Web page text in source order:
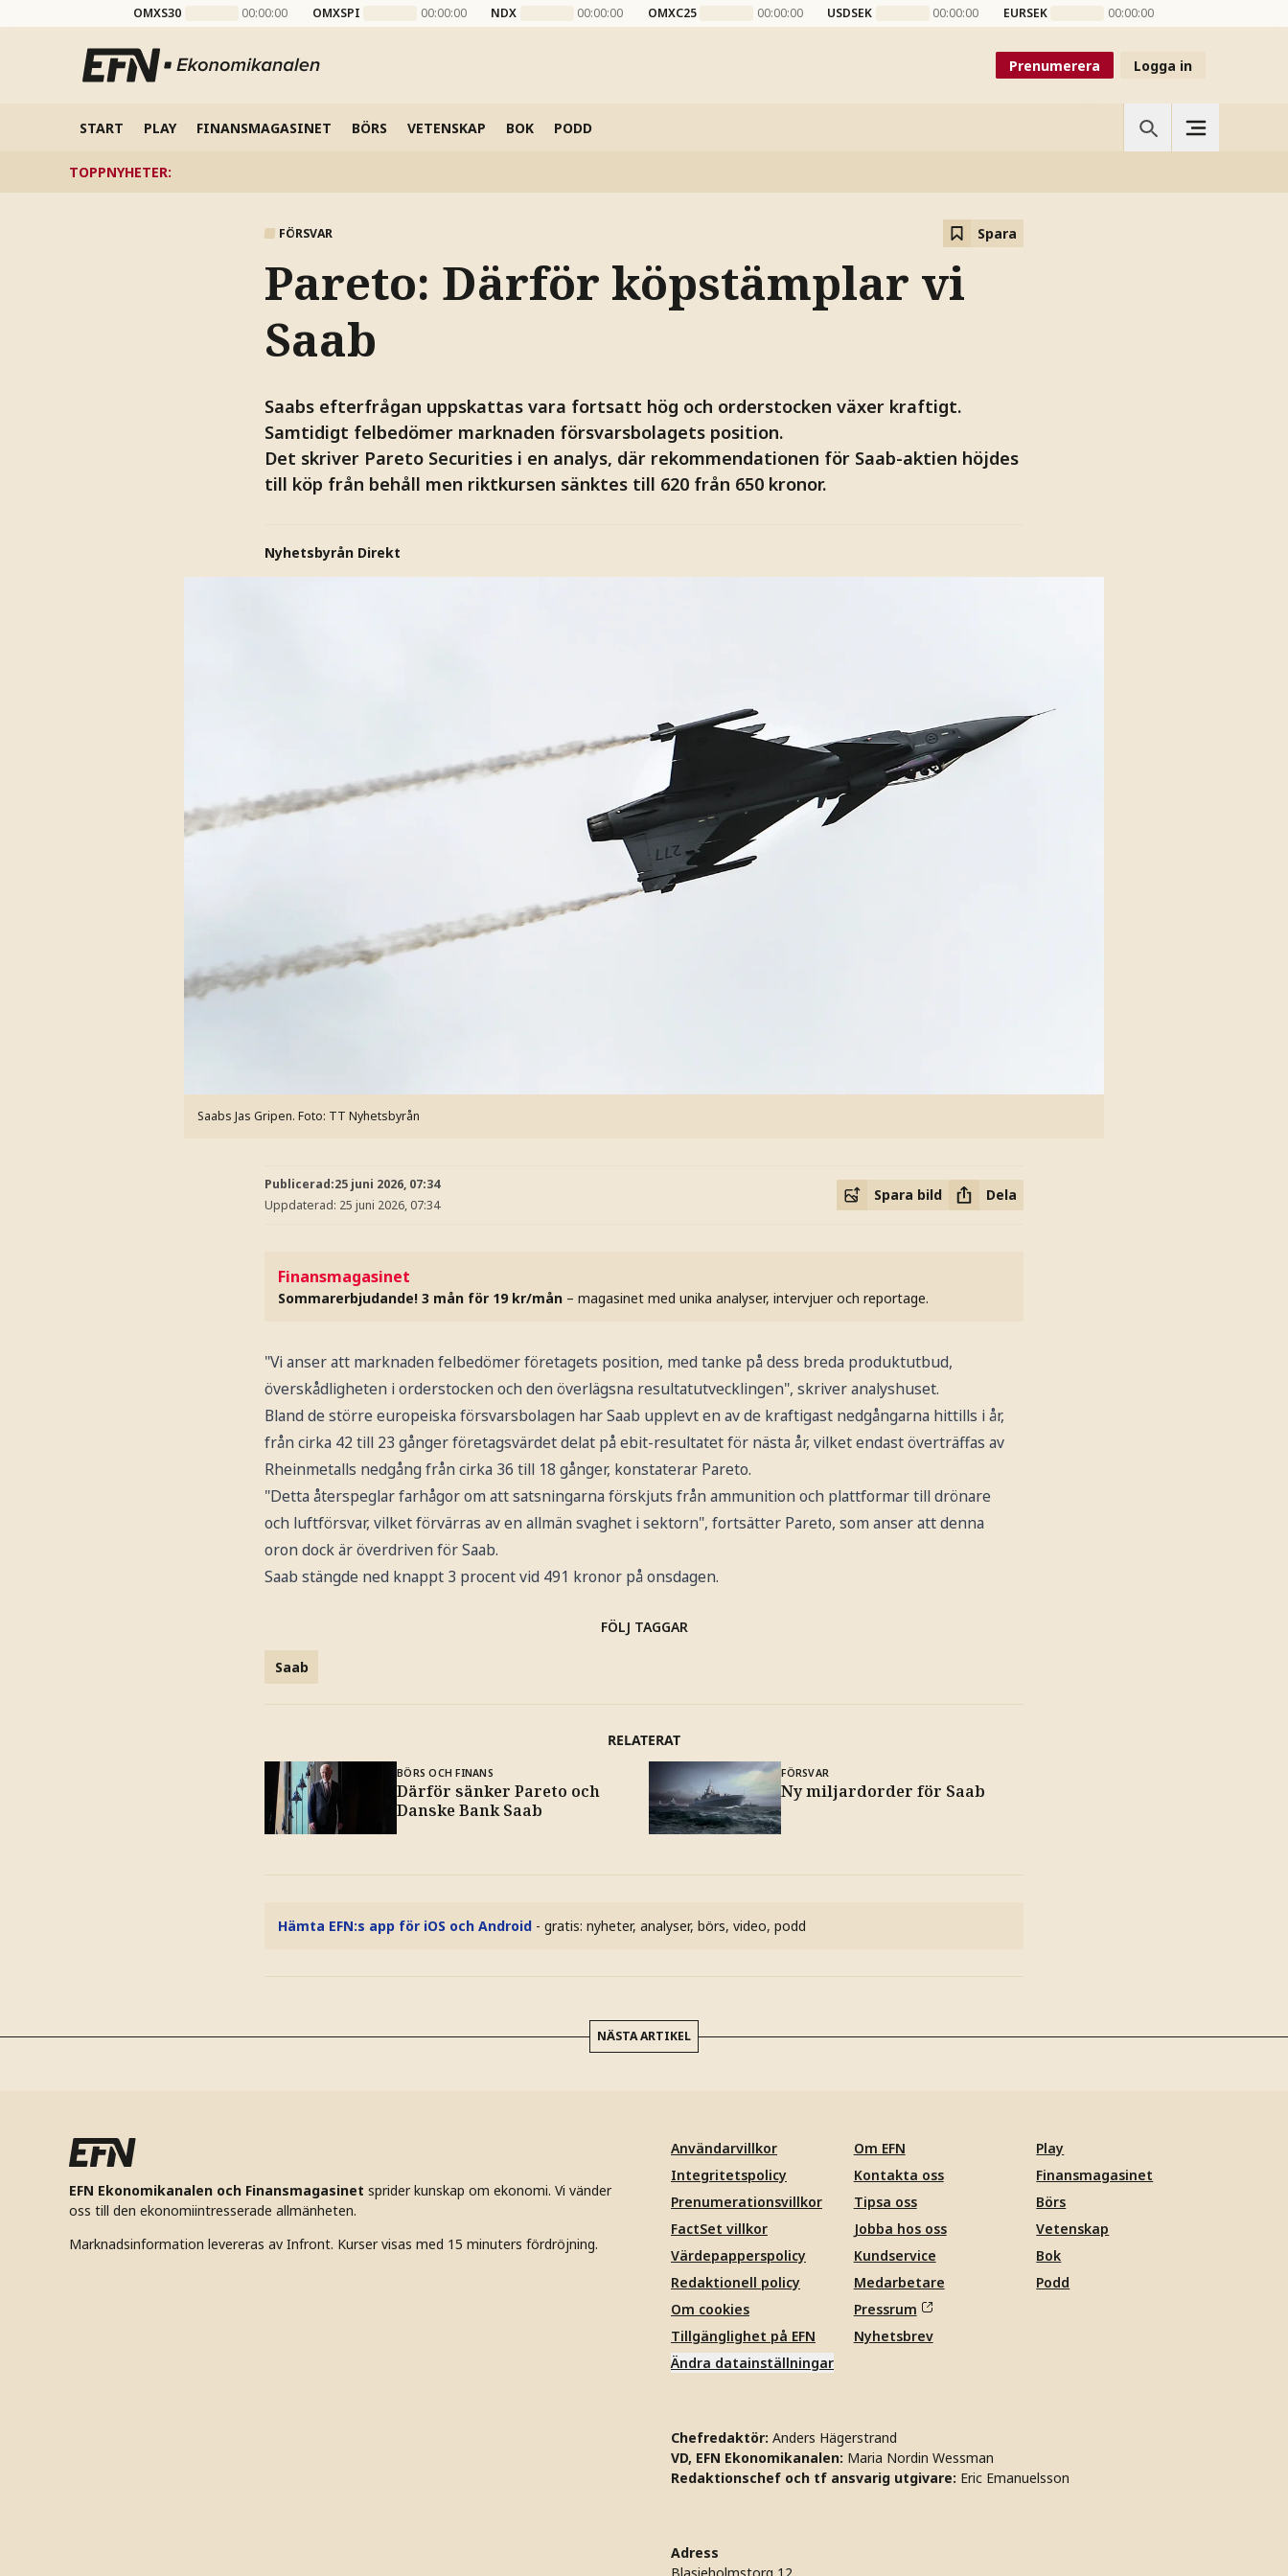
OMXS30 00:00:00 OMXSPI 00:00:00 NDX 00:00:00 OMXC25 00:00:00 USDSEK 00:00:00 EURSEK 00:00:00
Prenumerera Logga in
START PLAY FINANSMAGASINET BÖRS VETENSKAP BOK PODD
TOPPNYHETER:
FÖRSVAR Spara
Pareto: Därför köpstämplar vi
Saab
Saabs efterfrågan uppskattas vara fortsatt hög och orderstocken växer kraftigt.
Samtidigt felbedömer marknaden försvarsbolagets position.
Det skriver Pareto Securities i en analys, där rekommendationen för Saab-aktien höjdes
till köp från behåll men riktkursen sänktes till 620 från 650 kronor.
Nyhetsbyrån Direkt
Saabs Jas Gripen. Foto: TT Nyhetsbyrån
Publicerad:25 juni 2026, 07:34
Uppdaterad: 25 juni 2026, 07:34
Spara bild Dela
Finansmagasinet
Sommarerbjudande! 3 mån för 19 kr/mån – magasinet med unika analyser, intervjuer och reportage.
"Vi anser att marknaden felbedömer företagets position, med tanke på dess breda produktutbud,
överskådligheten i orderstocken och den överlägsna resultatutvecklingen", skriver analyshuset.
Bland de större europeiska försvarsbolagen har Saab upplevt en av de kraftigast nedgångarna hittills i år,
från cirka 42 till 23 gånger företagsvärdet delat på ebit-resultatet för nästa år, vilket endast överträffas av
Rheinmetalls nedgång från cirka 36 till 18 gånger, konstaterar Pareto.
"Detta återspeglar farhågor om att satsningarna förskjuts från ammunition och plattformar till drönare
och luftförsvar, vilket förvärras av en allmän svaghet i sektorn", fortsätter Pareto, som anser att denna
oron dock är överdriven för Saab.
Saab stängde ned knappt 3 procent vid 491 kronor på onsdagen.
FÖLJ TAGGAR
Saab
RELATERAT
BÖRS OCH FINANS
Därför sänker Pareto och
Danske Bank Saab
FÖRSVAR
Ny miljardorder för Saab
Hämta EFN:s app för iOS och Android - gratis: nyheter, analyser, börs, video, podd
NÄSTA ARTIKEL
EFN Ekonomikanalen och Finansmagasinet sprider kunskap om ekonomi. Vi vänder
oss till den ekonomiintresserade allmänheten.
Marknadsinformation levereras av Infront. Kurser visas med 15 minuters fördröjning.
Användarvillkor
Integritetspolicy
Prenumerationsvillkor
FactSet villkor
Värdepapperspolicy
Redaktionell policy
Om cookies
Tillgänglighet på EFN
Ändra datainställningar
Om EFN
Kontakta oss
Tipsa oss
Jobba hos oss
Kundservice
Medarbetare
Pressrum
Nyhetsbrev
Play
Finansmagasinet
Börs
Vetenskap
Bok
Podd
Chefredaktör: Anders Hägerstrand
VD, EFN Ekonomikanalen: Maria Nordin Wessman
Redaktionschef och tf ansvarig utgivare: Eric Emanuelsson
Adress